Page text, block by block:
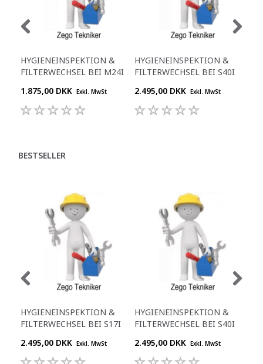
HYGIENEINSPEKTION &
FILTERWECHSEL BEI M24I
1.875,00 DKK Exkl. MwSt
HYGIENEINSPEKTION &
FILTERWECHSEL BEI S40I
2.495,00 DKK Exkl. MwSt
BESTSELLER
HYGIENEINSPEKTION &
FILTERWECHSEL BEI S17I
2.495,00 DKK Exkl. MwSt
HYGIENEINSPEKTION &
FILTERWECHSEL BEI S40I
2.495,00 DKK Exkl. MwSt